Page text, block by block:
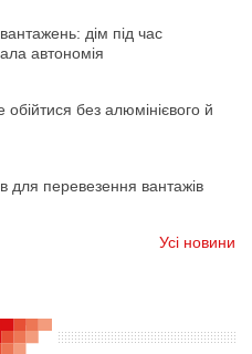
дім під час
автономія
без алюмінієвого й
для перевезення вантажів
Усі новини